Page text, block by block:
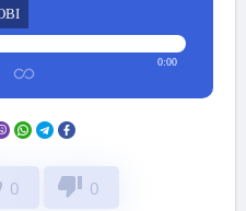
0:00
0 thumb_down 0